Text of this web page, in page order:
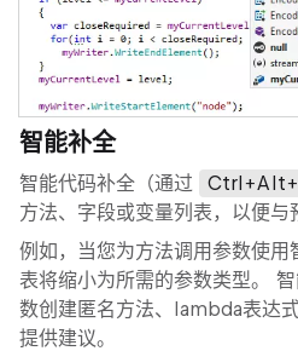
智能补全
智能代码补全（通过
方法、字段或变量列表，以便与
例如，当您为方法调用参数使用
表将缩小为所需的参数类型。
数创建匿名方法、lambda表达
提供建议。